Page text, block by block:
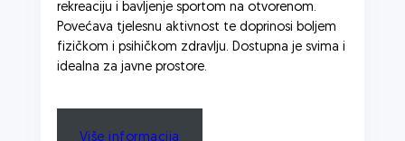
rekreaciju i bavljenje sportom na otvorenom.
Povećava tjelesnu aktivnost te doprinosi boljem
fizičkom i psihičkom zdravlju. Dostupna je svima i
idealna za javne prostore.
Više informacija